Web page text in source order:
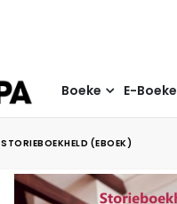
Boeke E-Boeke
STORIEBOEKHELD (EBOEK)